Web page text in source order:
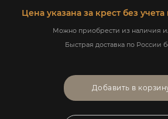
Цена указана за крест без
Можно приобрести из наличия
Быстрая доставка по России
Добавить в